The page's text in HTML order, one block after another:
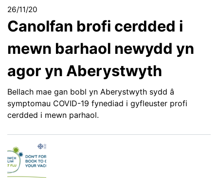
26/11/20
Canolfan brofi cerdded i
mewn barhaol newydd yn
agor yn Aberystwyth
Bellach mae gan bobl yn Aberystwyth sydd â
symptomau COVID-19 fynediad i gyfleuster profi
cerdded i mewn parhaol.